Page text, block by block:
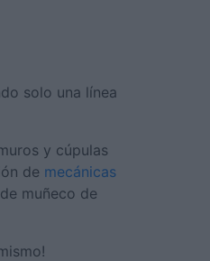
solo una línea
y cúpulas
de mecánicas
muñeco de